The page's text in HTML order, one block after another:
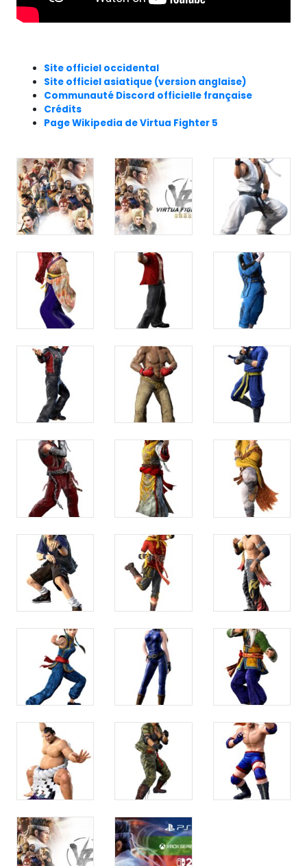
Site officiel occidental
Site officiel asiatique (version anglaise)
Communauté Discord officielle française
Crédits
Page Wikipedia de Virtua Fighter 5